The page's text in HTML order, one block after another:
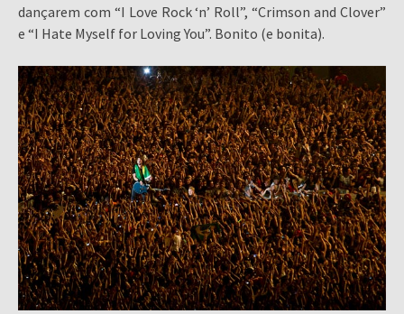
dançarem com “I Love Rock ‘n’ Roll”, “Crimson and Clover”
e “I Hate Myself for Loving You”. Bonito (e bonita).